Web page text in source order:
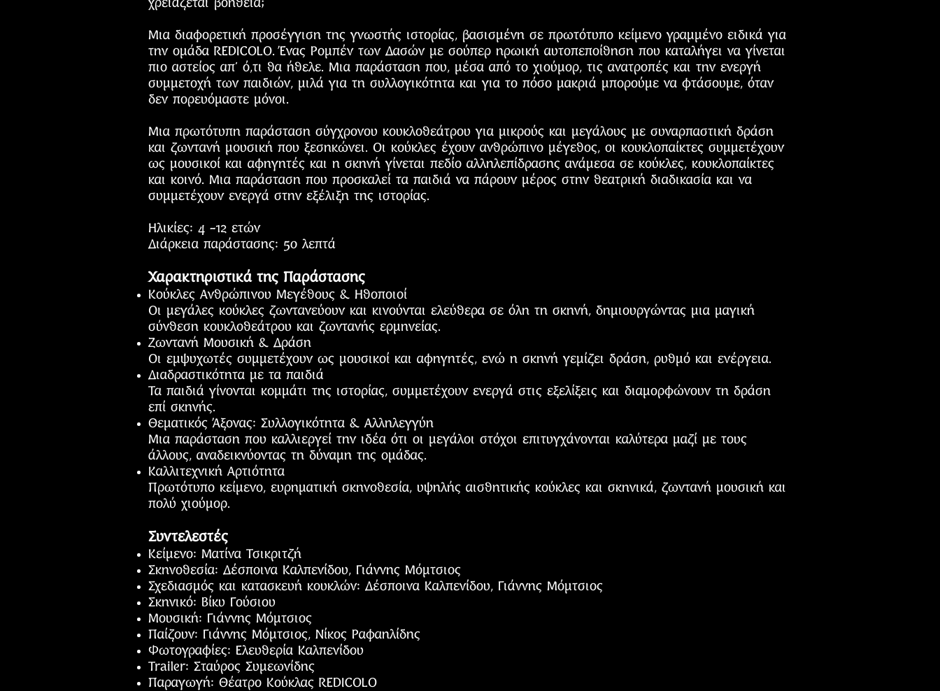
χρειάζεται βοήθεια;
Μια διαφορετική προσέγγιση της γνωστής ιστορίας, βασισμένη σε πρωτότυπο κείμενο γραμμένο ειδικά για
την ομάδα REDICOLO. Ένας Ρομπέν των Δασών με σούπερ ηρωική αυτοπεποίθηση που καταλήγει να γίνεται
πιο αστείος απ’ ό,τι θα ήθελε. Μια παράσταση που, μέσα από το χιούμορ, τις ανατροπές και την ενεργή
συμμετοχή των παιδιών, μιλά για τη συλλογικότητα και για το πόσο μακριά μπορούμε να φτάσουμε, όταν
δεν πορευόμαστε μόνοι.
Μια πρωτότυπη παράσταση σύγχρονου κουκλοθεάτρου για μικρούς και μεγάλους με συναρπαστική δράση
και ζωντανή μουσική που ξεσηκώνει. Οι κούκλες έχουν ανθρώπινο μέγεθος, οι κουκλοπαίκτες συμμετέχουν
ως μουσικοί και αφηγητές και η σκηνή γίνεται πεδίο αλληλεπίδρασης ανάμεσα σε κούκλες, κουκλοπαίκτες
και κοινό. Μια παράσταση που προσκαλεί τα παιδιά να πάρουν μέρος στην θεατρική διαδικασία και να
συμμετέχουν ενεργά στην εξέλιξη της ιστορίας.
Ηλικίες: 4 -12 ετών
Διάρκεια παράστασης: 50 λεπτά
Χαρακτηριστικά της Παράστασης
Κούκλες Ανθρώπινου Μεγέθους & Ηθοποιοί
Οι μεγάλες κούκλες ζωντανεύουν και κινούνται ελεύθερα σε όλη τη σκηνή, δημιουργώντας μια μαγική
σύνθεση κουκλοθεάτρου και ζωντανής ερμηνείας.
Ζωντανή Μουσική & Δράση
Οι εμψυχωτές συμμετέχουν ως μουσικοί και αφηγητές, ενώ η σκηνή γεμίζει δράση, ρυθμό και ενέργεια.
Διαδραστικότητα με τα παιδιά
Τα παιδιά γίνονται κομμάτι της ιστορίας, συμμετέχουν ενεργά στις εξελίξεις και διαμορφώνουν τη δράση
επί σκηνής.
Θεματικός Άξονας: Συλλογικότητα & Αλληλεγγύη
Μια παράσταση που καλλιεργεί την ιδέα ότι οι μεγάλοι στόχοι επιτυγχάνονται καλύτερα μαζί με τους
άλλους, αναδεικνύοντας τη δύναμη της ομάδας.
Καλλιτεχνική Αρτιότητα
Πρωτότυπο κείμενο, ευρηματική σκηνοθεσία, υψηλής αισθητικής κούκλες και σκηνικά, ζωντανή μουσική και
πολύ χιούμορ.
Συντελεστές
Κείμενο: Ματίνα Τσικριτζή
Σκηνοθεσία: Δέσποινα Καλπενίδου, Γιάννης Μόμτσιος
Σχεδιασμός και κατασκευή κουκλών: Δέσποινα Καλπενίδου, Γιάννης Μόμτσιος
Σκηνικό: Βίκυ Γούσιου
Μουσική: Γιάννης Μόμτσιος
Παίζουν: Γιάννης Μόμτσιος, Νίκος Ραφαηλίδης
Φωτογραφίες: Ελευθερία Καλπενίδου
Trailer: Σταύρος Συμεωνίδης
Παραγωγή: Θέατρο Κούκλας REDICOLO